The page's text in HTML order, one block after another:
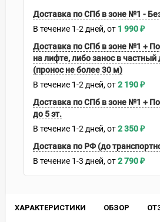
ХАРАКТЕРИСТИКИ ОБЗОР
Доставка по СПб в зоне №1 -
В течение 1-2 дней 1 990₽
Доставка по СПб в зоне №1 +
на лифте, либо занос в
(пронос не более 30 м)
В течение 1-2 дней 2 190₽
Доставка по СПб в зоне №1 +
до 5 эт.
В течение 1-2 дней 2 350₽
Доставка по РФ (до
В течение 1-3 дней 2 790₽